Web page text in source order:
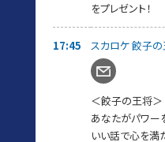
雑誌「TURNS」プロデュ
最新の移住事情をお届け
今回は、【 福島県本宮市
18:40～【 押忍！スカロケ
浜崎師範が極上な喝を
をプレゼント！
17:45 スカロケ 餃子の
＜餃子の王将＞
あなたがパワー
いい話で心を満